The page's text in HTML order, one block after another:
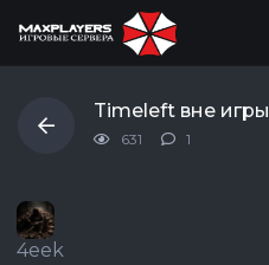
Timeleft вне игры
631 1
4eek